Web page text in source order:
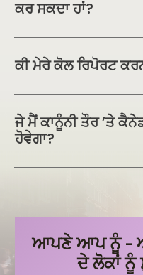
ਕਰ ਸਕਦਾ ਹਾਂ?
ਕੀ ਮੇਰੇ ਕੋਲ ਰਿਪੋਰਟ
ਜੇ ਮੈਂ ਕਾਨੂੰਨੀ ਤੌਰ 'ਤੇ
ਹੋਵੇਗਾ?
ਆਪਣੇ ਆਪ ਨੂੰ -
ਦੇ ਲੋਕਾਂ ਨੂੰ